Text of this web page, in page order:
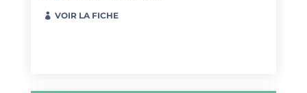
VOIR LA FICHE